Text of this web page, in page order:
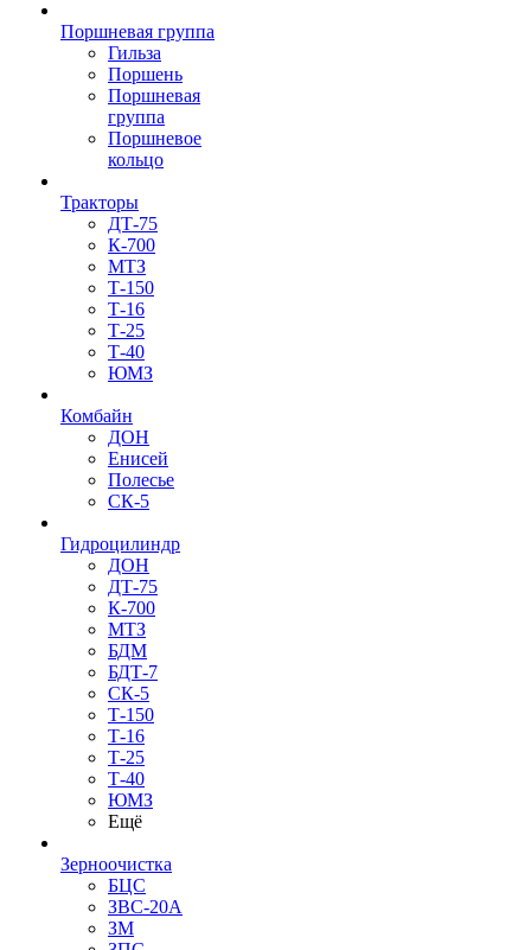
Поршневая группа
Гильза
Поршень
Поршневая
группа
Поршневое
кольцо
Тракторы
ДТ-75
К-700
МТЗ
Т-150
Т-16
Т-25
Т-40
ЮМЗ
Комбайн
ДОН
Енисей
Полесье
СК-5
Гидроцилиндр
ДОН
ДТ-75
К-700
МТЗ
БДМ
БДТ-7
СК-5
Т-150
Т-16
Т-25
Т-40
ЮМЗ
Ещё
Зерноочистка
БЦС
ЗВС-20А
ЗМ